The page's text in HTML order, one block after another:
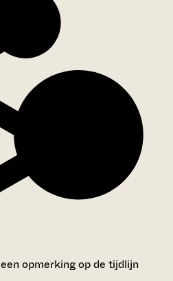
opmerking op de tijdlijn